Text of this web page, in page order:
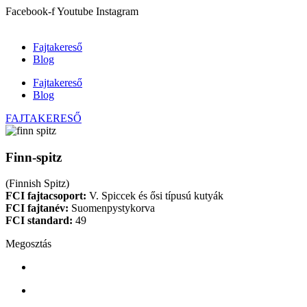
Ugrás
Facebook-fYoutube Instagram
Fajtakereső
Blog
Fajtakereső
Blog
FAJTAKERESŐ
Finn-spitz
(Finnish Spitz)
FCI fajtacsoport: V. Spiccek és ősi típusú kutyák
FCI fajtanév: Suomenpystykorva
FCI standard: 49
Megosztás